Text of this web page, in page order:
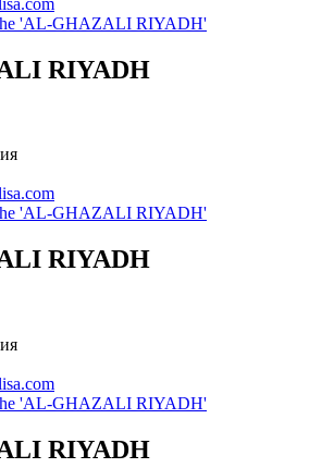
'AL-GHAZALI RIYADH'
RIYADH
'AL-GHAZALI RIYADH'
RIYADH
'AL-GHAZALI RIYADH'
RIYADH